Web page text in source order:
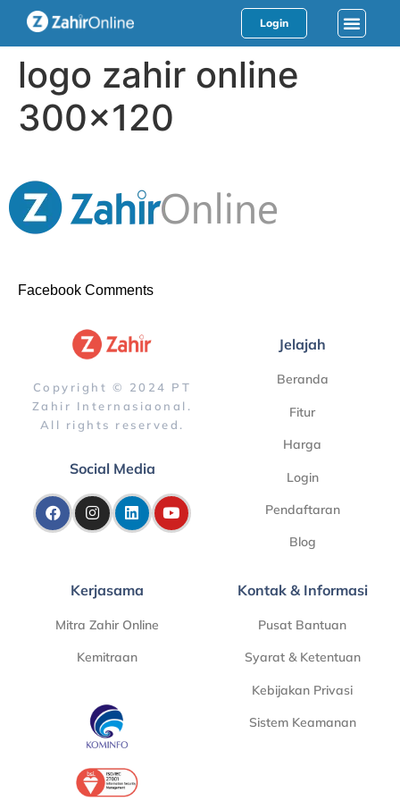
Login
logo zahir online
300×120
Facebook Comments
Copyright © 2024 PT
Zahir Internasiaonal.
All rights reserved.
Social Media
Jelajah
Beranda
Fitur
Harga
Login
Pendaftaran
Blog
Kerjasama
Mitra Zahir Online
Kemitraan
Kontak & Informasi
Pusat Bantuan
Syarat & Ketentuan
Kebijakan Privasi
Sistem Keamanan